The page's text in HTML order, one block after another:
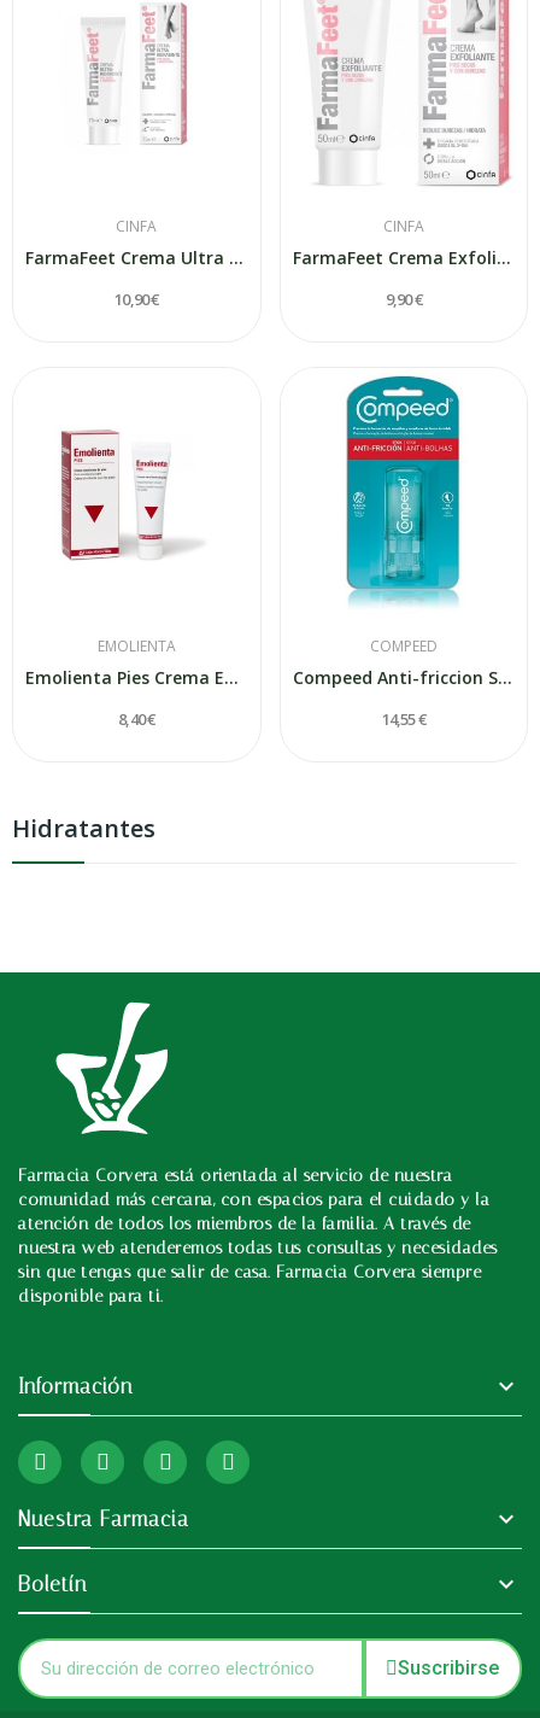
Hidratantes
CINFA
FarmaFeet Crema Ultra Hidratante 75ml
10,90 €
CINFA
FarmaFeet Crema Exfoliante 50ml
9,90 €
EMOLIENTA
Emolienta Pies Crema Emoliente 30ml
8,40 €
COMPEED
Compeed Anti-friccion Stick 10 Ml
14,55 €
Farmacia Corvera está orientada al servicio de nuestra
comunidad más cercana, con espacios para el cuidado y la
atención de todos los miembros de la familia. A través de
nuestra web atenderemos todas tus consultas y necesidades
sin que tengas que salir de casa. Farmacia Corvera siempre
disponible para ti.
Información 
Nuestra Farmacia 
Boletín 
Suscribirse